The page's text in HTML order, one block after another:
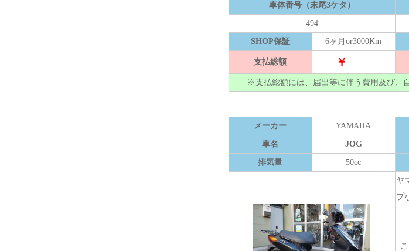
車体番号（末尾3ケタ）
494
SHOP保証 6ヶ月or3000Km
支払総額 ￥
※支払総額には、届出等に伴う費用及び、
メーカー YAMAHA
車名 JOG
排気量 50cc
ヤ
プ